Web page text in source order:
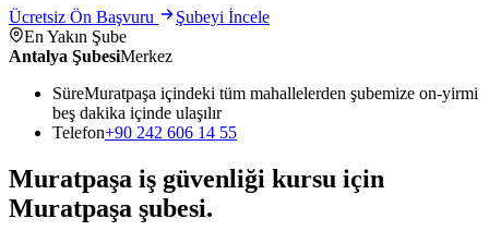
Ücretsiz Ön Başvuru
Şubeyi İncele
En Yakın Şube
Antalya ŞubesiMerkez
SüreMuratpaşa içindeki tüm mahallelerden şubemize on-yirmi
beş dakika içinde ulaşılır
Telefon+90 242 606 14 55
Muratpaşa iş güvenliği kursu için
Muratpaşa şubesi.